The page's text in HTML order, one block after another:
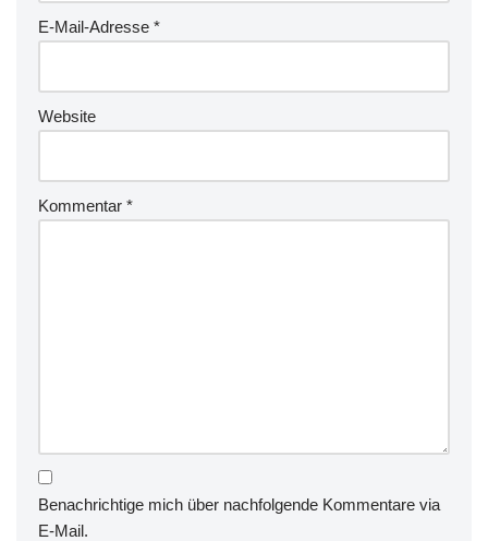
E-Mail-Adresse *
Website
Kommentar *
Benachrichtige mich über nachfolgende Kommentare via
E-Mail.